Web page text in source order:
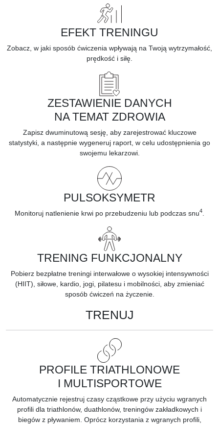
EFEKT TRENINGU
Zobacz, w jaki sposób ćwiczenia wpływają na Twoją wytrzymałość,
prędkość i siłę.
ZESTAWIENIE DANYCH
NA TEMAT ZDROWIA
Zapisz dwuminutową sesję, aby zarejestrować kluczowe
statystyki, a następnie wygeneruj raport, w celu udostępnienia go
swojemu lekarzowi.
PULSOKSYMETR
Monitoruj natlenienie krwi po przebudzeniu lub podczas snu4
TRENING FUNKCJONALNY
Pobierz bezpłatne treningi interwałowe o wysokiej intensywności
(HIIT), siłowe, kardio, jogi, pilatesu i mobilności, aby zmieniać
sposób ćwiczeń na życzenie.
TRENUJ
PROFILE TRIATHLONOWE
I MULTISPORTOWE
Automatycznie rejestruj czasy cząstkowe przy użyciu wgranych
profili dla triathlonów, duathlonów, treningów zakładkowych i
biegów z pływaniem. Oprócz korzystania z wgranych profili,